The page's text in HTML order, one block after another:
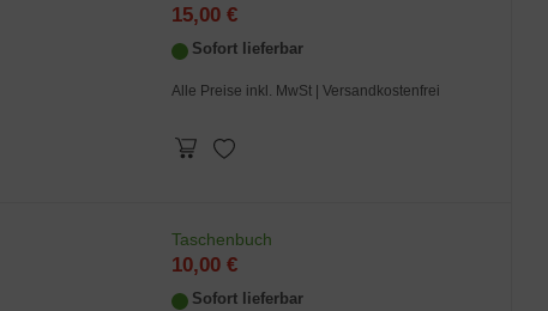
15,00 €
Sofort lieferbar
Alle Preise inkl. MwSt | Versandkostenfrei
Taschenbuch
10,00 €
Sofort lieferbar